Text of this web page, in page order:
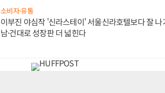
소비자·유통
이부진 야심작 '신라스테이' 서울신라호텔보다 잘 나
남·건대로 성장판 더 넓힌다